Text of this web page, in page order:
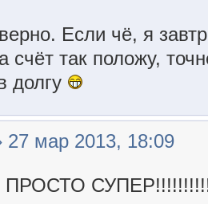
Если чё, я
счёт так положу,
долгу
27 мар 2013, 18:09